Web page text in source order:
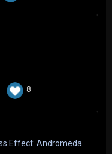
8
Effect: Andromeda